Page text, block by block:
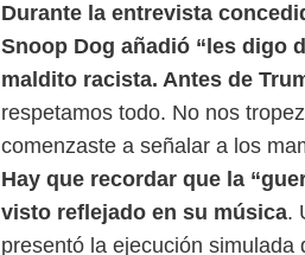
Durante la entrevista
Snoop Dog añadió “les digo
maldito racista. Antes de
respetamos todo. No nos
comenzaste a señalar a los
Hay que recordar que la
visto reflejado en su música.
presentó la ejecución